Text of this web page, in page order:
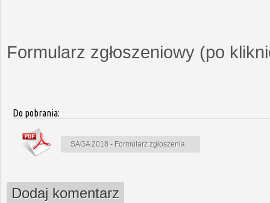
Formularz zgłoszeniowy (po
Do pobrania:
SAGA 2018 - Formularz zgłoszenia
Dodaj komentarz